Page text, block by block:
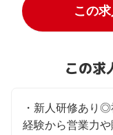
この
この求
・新人研修あり
経験から営業力